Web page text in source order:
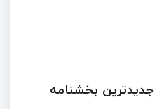
در جدیدترین بخشنامه